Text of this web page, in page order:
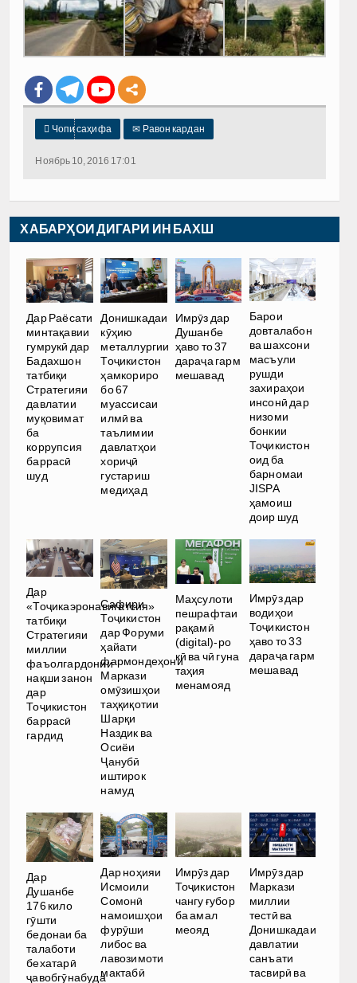
 Чопи саҳифа ✉ Равон кардан
Ноябрь 10, 2016 17:01
ХАБАРҲОИ ДИГАРИ ИН БАХШ
Дар Раёсати
минтақавии
гумрукӣ дар
Бадахшон
татбиқи
Стратегияи
давлатии
муқовимат
ба
коррупсия
баррасӣ
шуд
Донишкадаи
кӯҳию
металлургии
Тоҷикистон
ҳамкориро
бо 67
муассисаи
илмӣ ва
таълимии
давлатҳои
хориҷӣ
густариш
медиҳад
Имрӯз дар
Душанбе
ҳаво то 37
дараҷа гарм
мешавад
Барои
довталабон
ва шахсони
масъули
рушди
захираҳои
инсонӣ дар
низоми
бонкии
Тоҷикистон
оид ба
барномаи
JISPA
ҳамоиш
доир шуд
Дар
«Тоҷикаэронавигатсия»
татбиқи
Стратегияи
миллии
фаъолгардонии
нақши занон
дар
Тоҷикистон
баррасӣ
гардид
Сафири
Тоҷикистон
дар Форуми
ҳайати
фармондеҳони
Маркази
омӯзишҳои
таҳқиқотии
Шарқи
Наздик ва
Осиёи
Ҷанубӣ
иштирок
намуд
Маҳсулоти
пешрафтаи
рақамӣ
(digital)-ро
кӣ ва чӣ гуна
таҳия
менамояд
Имрӯз дар
водиҳои
Тоҷикистон
ҳаво то 33
дараҷа гарм
мешавад
Дар
Душанбе
176 кило
гӯшти
бедонаи ба
талаботи
бехатарӣ
ҷавобгӯнабуда
Дар ноҳияи
Исмоили
Сомонӣ
намоишҳои
фурӯши
либос ва
лавозимоти
мактабӣ
Имрӯз дар
Тоҷикистон
чангу ғубор
ба амал
меояд
Имрӯз дар
Маркази
миллии
тестӣ ва
Донишкадаи
давлатии
санъати
тасвирӣ ва